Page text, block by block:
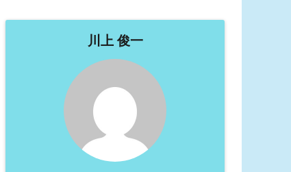
川上 俊一